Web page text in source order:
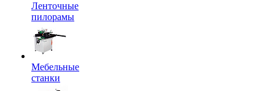
Ленточные
пилорамы
Мебельные
станки